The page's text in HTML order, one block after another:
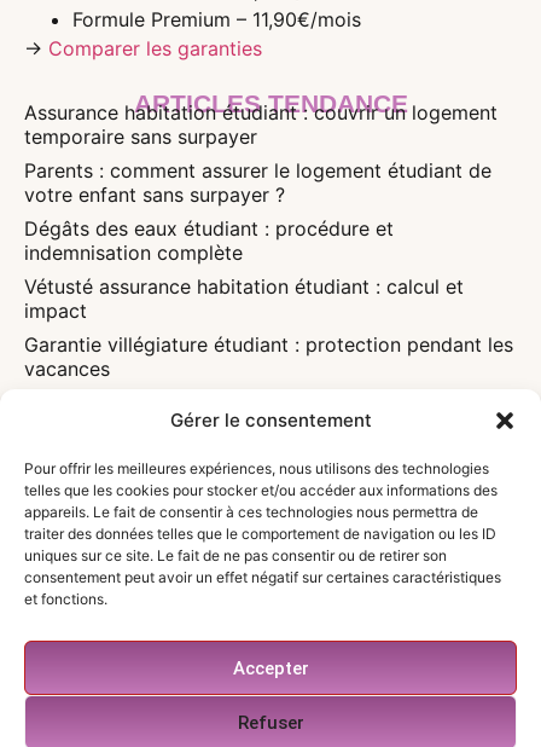
Gérer le consentement
Pour offrir les meilleures expériences, nous utilisons des technologies
telles que les cookies pour stocker et/ou accéder aux informations des
appareils. Le fait de consentir à ces technologies nous permettra de
traiter des données telles que le comportement de navigation ou les ID
uniques sur ce site. Le fait de ne pas consentir ou de retirer son
consentement peut avoir un effet négatif sur certaines caractéristiques
et fonctions.
Accepter
Refuser
Formule Premium – 11,90€/mois
→ Comparer les garanties
ARTICLES TENDANCE
Assurance habitation étudiant : couvrir un logement
temporaire sans surpayer
Parents : comment assurer le logement étudiant de
votre enfant sans surpayer ?
Dégâts des eaux étudiant : procédure et
indemnisation complète
Vétusté assurance habitation étudiant : calcul et
impact
Garantie villégiature étudiant : protection pendant les
vacances
légales détaillées
Caution parentale et assurance étudiant :
responsabilités partagées
A PROPOS
Qui sommes-nous ?
Contact
Mon compte